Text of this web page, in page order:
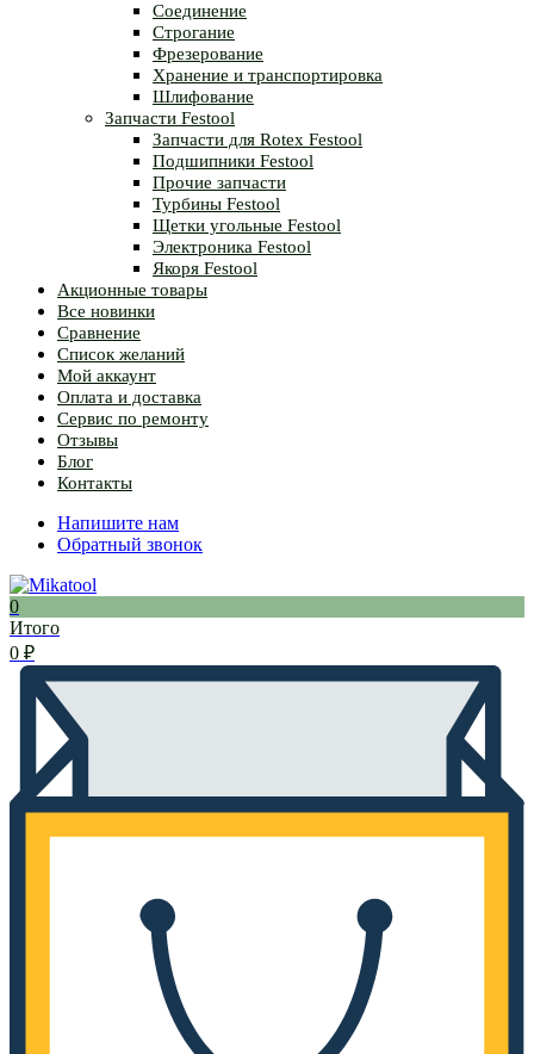
Соединение
Строгание
Фрезерование
Хранение и транспортировка
Шлифование
Запчасти Festool
Запчасти для Rotex Festool
Подшипники Festool
Прочие запчасти
Турбины Festool
Щетки угольные Festool
Электроника Festool
Якоря Festool
Акционные товары
Все новинки
Сравнение
Список желаний
Мой аккаунт
Оплата и доставка
Сервис по ремонту
Отзывы
Блог
Контакты
Напишите нам
Обратный звонок
0
Итого
0 ₽